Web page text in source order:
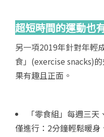
超短時間的運動也
另一項2019年針對年輕
食」(exercise snacks)
果有趣且正面。
「零食組」每週三
僅進行：2分鐘輕鬆暖